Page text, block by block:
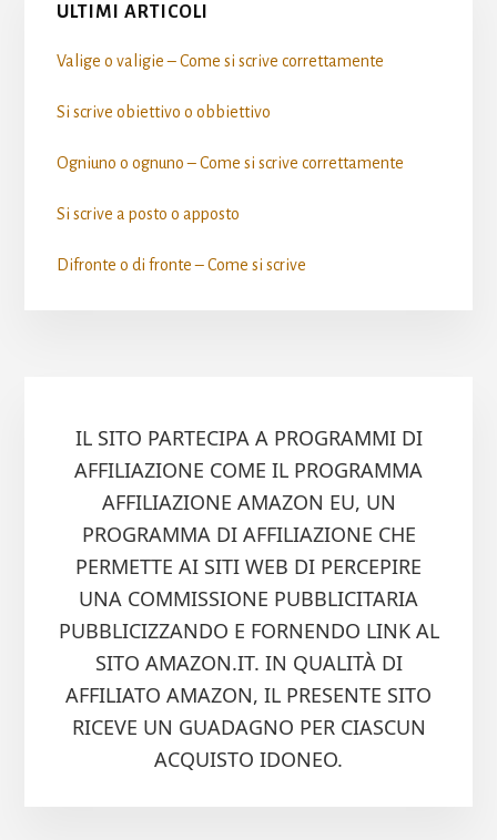
ULTIMI ARTICOLI
Valige o valigie – Come si scrive​ correttamente
Si scrive obiettivo o obbiettivo​
Ogniuno o ognuno – Come si scrive​ correttamente
Si scrive a posto o apposto​
Difronte o di fronte – Come si scrive​
IL SITO PARTECIPA A PROGRAMMI DI
AFFILIAZIONE COME IL PROGRAMMA
AFFILIAZIONE AMAZON EU, UN
PROGRAMMA DI AFFILIAZIONE CHE
PERMETTE AI SITI WEB DI PERCEPIRE
UNA COMMISSIONE PUBBLICITARIA
PUBBLICIZZANDO E FORNENDO LINK AL
SITO AMAZON.IT. IN QUALITÀ DI
AFFILIATO AMAZON, IL PRESENTE SITO
RICEVE UN GUADAGNO PER CIASCUN
ACQUISTO IDONEO.